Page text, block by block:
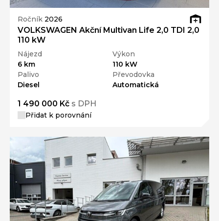
Ročník 2026
VOLKSWAGEN Akční Multivan Life 2,0 TDI 2,0
110 kW
Nájezd
6 km
Výkon
110 kW
Palivo
Diesel
Převodovka
Automatická
1 490 000 Kč s DPH
Přidat k porovnání